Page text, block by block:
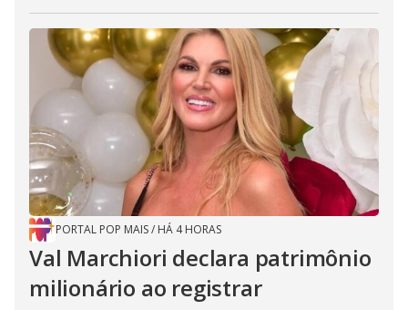
PORTAL POP MAIS/ HÁ 4 HORAS
Val Marchiori declara patrimônio
milionário ao registrar